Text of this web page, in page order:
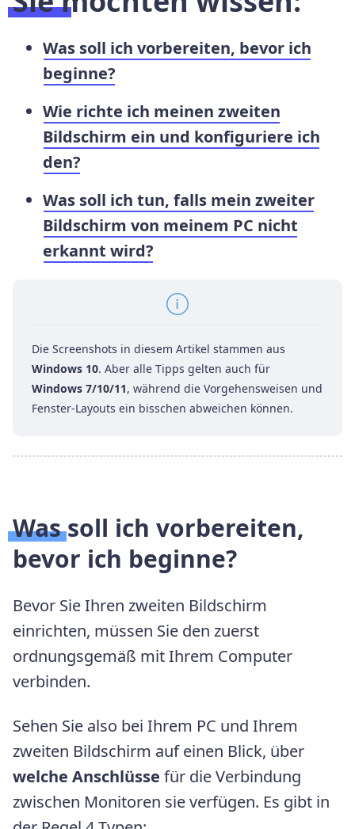
Was soll ich vorbereiten, bevor ich
beginne?
Wie richte ich meinen zweiten
Bildschirm ein und konfiguriere ich
den?
Was soll ich tun, falls mein zweiter
Bildschirm von meinem PC nicht
erkannt wird?
Die Screenshots in diesem Artikel stammen aus
Windows 10. Aber alle Tipps gelten auch für
Windows 7/10/11, während die Vorgehensweisen und
Fenster-Layouts ein bisschen abweichen können.
Was soll ich vorbereiten,
bevor ich beginne?
Bevor Sie Ihren zweiten Bildschirm
einrichten, müssen Sie den zuerst
ordnungsgemäß mit Ihrem Computer
verbinden.
Sehen Sie also bei Ihrem PC und Ihrem
zweiten Bildschirm auf einen Blick, über
welche Anschlüsse für die Verbindung
zwischen Monitoren sie verfügen. Es gibt in